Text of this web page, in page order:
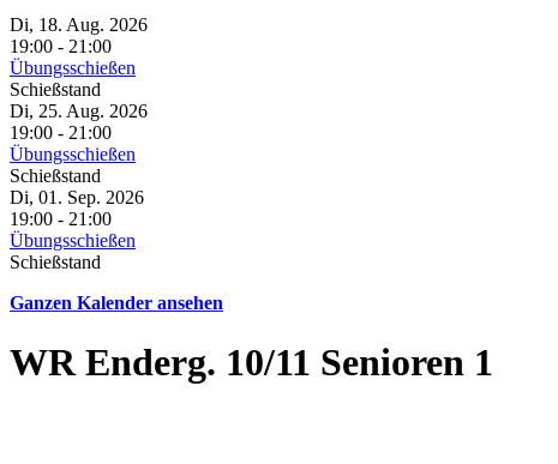
Di, 18. Aug. 2026
19:00 - 21:00
Übungsschießen
Schießstand
Di, 25. Aug. 2026
19:00 - 21:00
Übungsschießen
Schießstand
Di, 01. Sep. 2026
19:00 - 21:00
Übungsschießen
Schießstand
Ganzen Kalender ansehen
WR Enderg. 10/11 Senioren 1